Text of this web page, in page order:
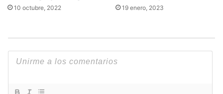
10 octubre, 2022 19 enero, 2023